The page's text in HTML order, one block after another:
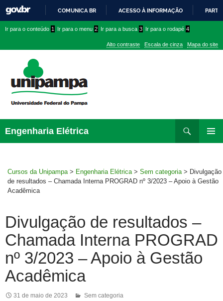
PARA
CONTEÚDO
COMUNICA BR ACESSO À INFORMAÇÃO
conteúdo
menu
superior
menu
Ir para o conteúdo 1 Ir para o menu 2 Ir para a busca 3 Ir para o rodapé 4
Alto contraste Escala de cinza Mapa do site
Engenharia Elétrica
para
Cursos da Unipampa > Engenharia Elétrica > Sem categoria > Divulgação
de resultados – Chamada Interna PROGRAD nº 3/2023 – Apoio à Gestão
Acadêmica
Divulgação de resultados –
Chamada Interna PROGRAD
nº 3/2023 – Apoio à Gestão
Acadêmica
31 de maio de 2023 Sem categoria